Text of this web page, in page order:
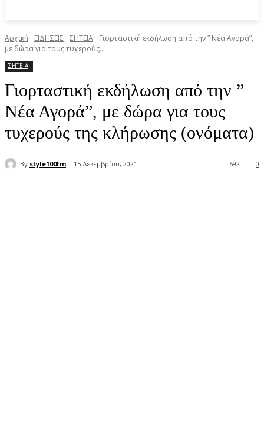
Αρχική ΕΙΔΗΣΕΙΣ ΣΗΤΕΙΑ
Γιορταστική εκδήλωση από την ” Νέα Αγορά”,
με δώρα για τους τυχερούς...
ΣΗΤΕΙΑ
Γιορταστική εκδήλωση από την ”
Νέα Αγορά”, με δώρα για τους
τυχερούς της κλήρωσης (ονόματα)
By style100fm 15 Δεκεμβρίου, 2021 0
692